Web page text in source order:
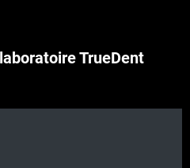
TrueDent